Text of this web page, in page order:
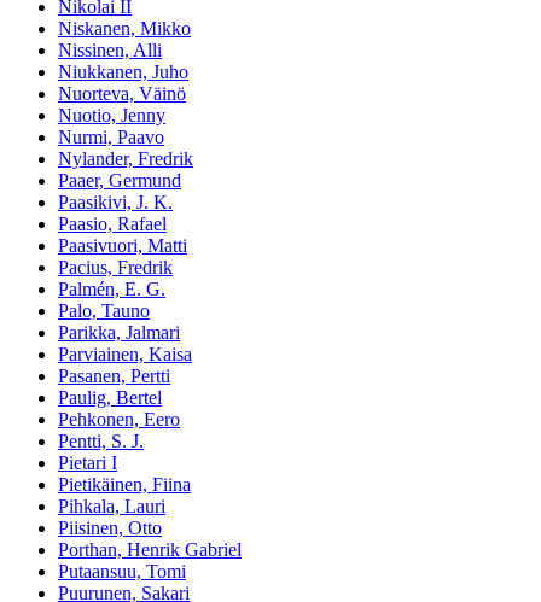
Nikolai II
Niskanen, Mikko
Nissinen, Alli
Niukkanen, Juho
Nuorteva, Väinö
Nuotio, Jenny
Nurmi, Paavo
Nylander, Fredrik
Paaer, Germund
Paasikivi, J. K.
Paasio, Rafael
Paasivuori, Matti
Pacius, Fredrik
Palmén, E. G.
Palo, Tauno
Parikka, Jalmari
Parviainen, Kaisa
Pasanen, Pertti
Paulig, Bertel
Pehkonen, Eero
Pentti, S. J.
Pietari I
Pietikäinen, Fiina
Pihkala, Lauri
Piisinen, Otto
Porthan, Henrik Gabriel
Putaansuu, Tomi
Puurunen, Sakari